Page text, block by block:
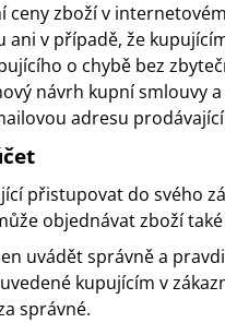
zboží v
v případě, že
o chybě bez
návrh kupní smlouvy
adresu
přistupovat do svého
objednávat zboží
uvádět správně a
kupujícím v
správné.